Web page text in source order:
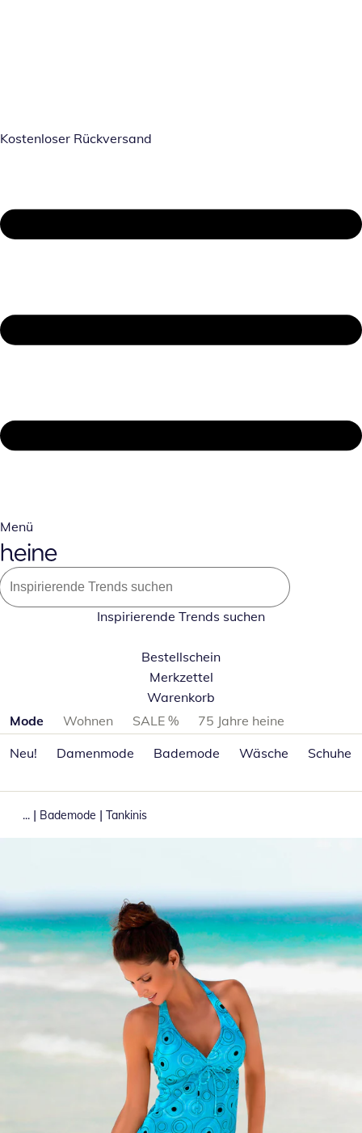
Kostenloser Rückversand
Menü
Inspirierende Trends suchen
Bestellschein
Merkzettel
Warenkorb
Produktkategorien überspringen
Mode Wohnen SALE %
75 Jahre heine
Neu!
Damenmode Bademode Wäsche Schuhe
... | Bademode | Tankinis